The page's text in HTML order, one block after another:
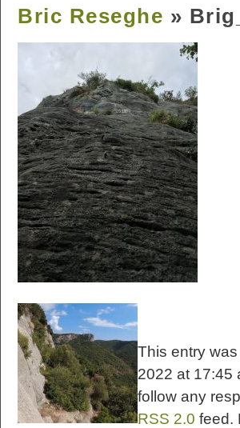
Bric Reseghe »
This entry
2022 at 17:45
follow any
RSS 2.0 feed.